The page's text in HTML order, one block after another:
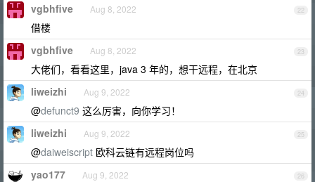
22
vgbhfive Aug 8, 2022
借楼
23
vgbhfive Aug 8, 2022
大佬们，看看这里，java 3 年的，想干远程，在北京
24
liweizhi Aug 9, 2022
@defunct9 这么厉害，向你学习！
25
liweizhi Aug 9, 2022
@daiweiscript 欧科云链有远程岗位吗
26
yao177 Aug 9, 2022